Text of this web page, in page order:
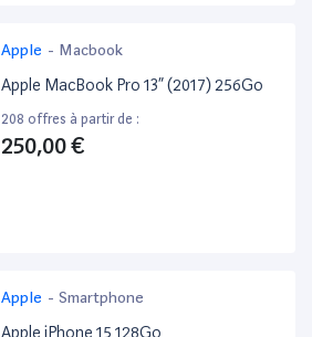
Apple - Macbook
Apple MacBook Pro 13” (2017) 256Go
208 offres à partir de :
250,00 €
Apple - Smartphone
Apple iPhone 15 128Go